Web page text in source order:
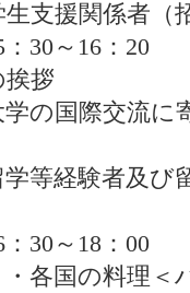
係者（招
： 30～ 16 ： 20
拶
際交流に寄
験者及び留
： 30～ 18 ： 00
の料理 ＜